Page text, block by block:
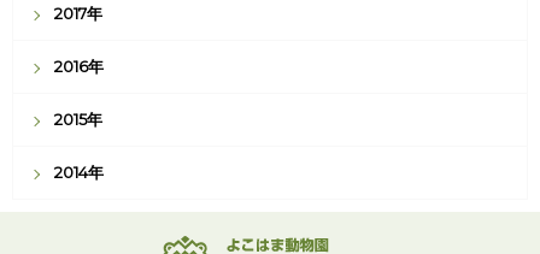
2017年
2016年
2015年
2014年